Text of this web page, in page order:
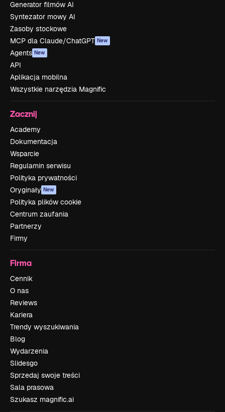
Generator filmów AI
Syntezator mowy AI
Zasoby stockowe
MCP dla Claude/ChatGPT New
Agents New
API
Aplikacja mobilna
Wszystkie narzędzia Magnific
Zacznij
Academy
Dokumentacja
Wsparcie
Regulamin serwisu
Polityka prywatności
Oryginały New
Polityka plików cookie
Centrum zaufania
Partnerzy
Firmy
Firma
Cennik
O nas
Reviews
Kariera
Trendy wyszukiwania
Blog
Wydarzenia
Slidesgo
Sprzedaj swoje treści
Sala prasowa
Szukasz magnific.ai